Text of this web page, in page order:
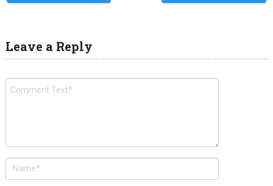
Leave a Reply